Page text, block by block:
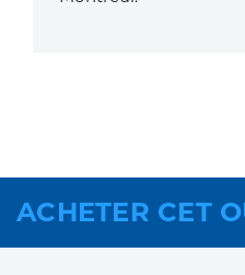
ACHETER CET